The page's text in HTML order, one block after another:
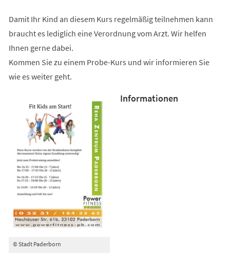
Damit Ihr Kind an diesem Kurs regelmäßig teilnehmen kann
braucht es lediglich eine Verordnung vom Arzt. Wir helfen
Ihnen gerne dabei.
Kommen Sie zu einem Probe-Kurs und wir informieren Sie
wie es weiter geht.
© Stadt Paderborn
Informationen